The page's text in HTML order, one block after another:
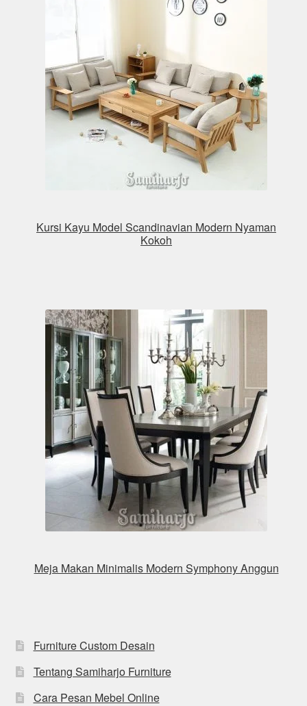
Kursi Kayu Model Scandinavian Modern Nyaman
Kokoh
Meja Makan Minimalis Modern Symphony Anggun
Furniture Custom Desain
Tentang Samiharjo Furniture
Cara Pesan Mebel Online